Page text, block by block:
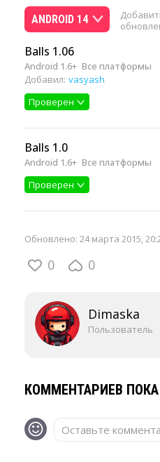
ANDROID 14
Balls 1.06
Android 1.6+ Все платформы
Добавил: vasyash
Проверен
Balls 1.0
Android 1.6+ Все платформы
Проверен
Обновлено: 24 марта 2015,
0 0
Dimaska
Пользователь
КОММЕНТАРИЕВ
Оставьте